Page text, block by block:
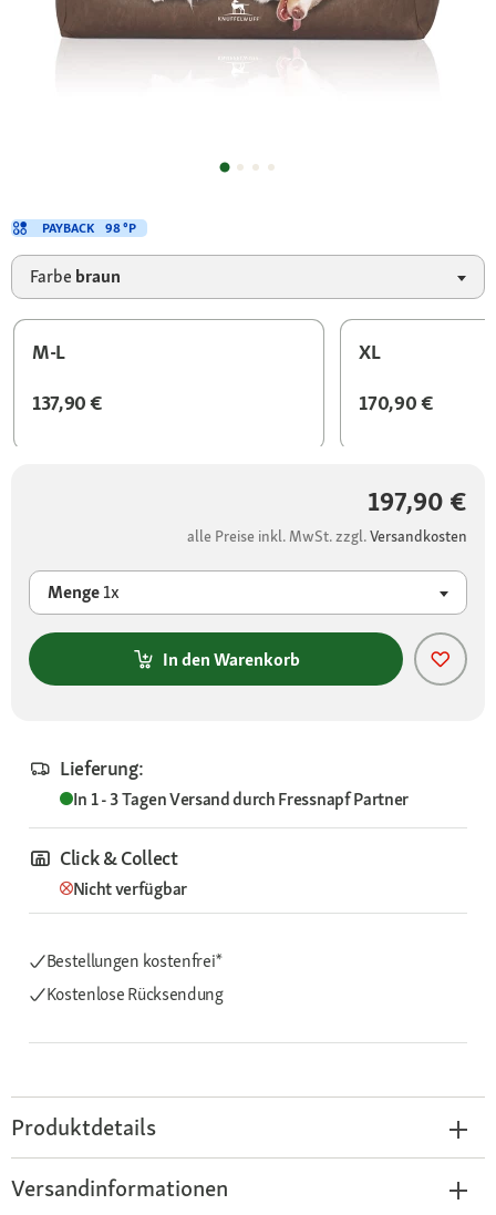
Farbe braun
M-L
137,90 €
XL
170,90 €
197,90 €
alle Preise inkl. MwSt. zzgl.Versandkosten
Menge1x
In den Warenkorb
Lieferung:
In 1 - 3 TagenVersand durchFressnapf Partner
Click & Collect
Nicht verfügbar
Bestellungen kostenfrei*
Kostenlose Rücksendung
PAYBACK 98 °P
Produktdetails
Versandinformationen